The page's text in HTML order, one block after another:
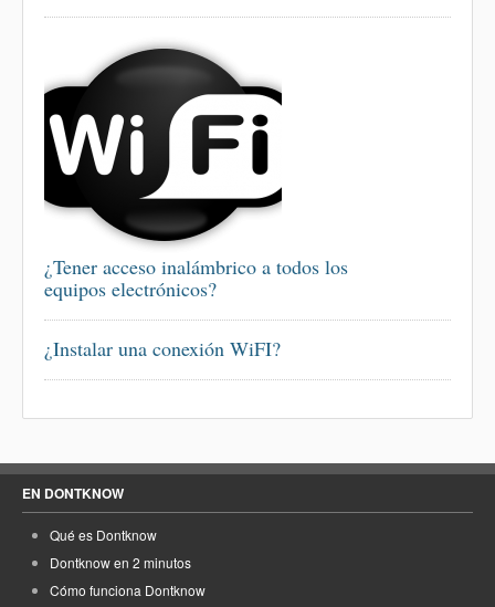
¿Tener acceso inalámbrico a todos los
equipos electrónicos?
¿Instalar una conexión WiFI?
EN DONTKNOW
Qué es Dontknow
Dontknow en 2 minutos
Cómo funciona Dontknow